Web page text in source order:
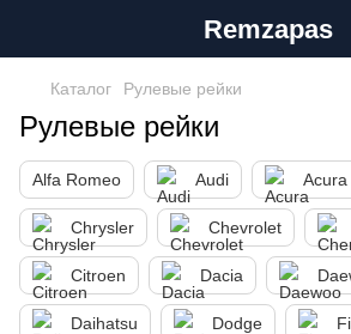
Remzapas
Каталог Рулевые рейки
Рулевые рейки
Alfa Romeo Audi Acura
Chrysler Chevrolet
Citroen Dacia
Daihatsu Dodge